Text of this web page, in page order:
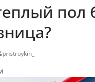
пол
pristroykin_